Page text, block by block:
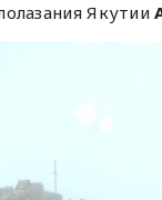
Якутии